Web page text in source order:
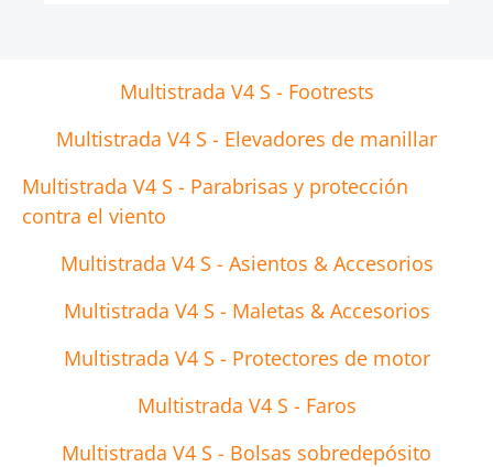
Multistrada V4 S - Footrests
Multistrada V4 S - Elevadores de manillar
Multistrada V4 S - Parabrisas y protección
contra el viento
Multistrada V4 S - Asientos & Accesorios
Multistrada V4 S - Maletas & Accesorios
Multistrada V4 S - Protectores de motor
Multistrada V4 S - Faros
Multistrada V4 S - Bolsas sobredepósito